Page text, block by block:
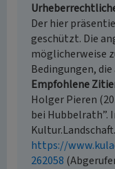
Der hier
geschützt. Die
möglicherweise
Bedingungen, die
Empfohlene
Holger Pieren
bei Hubbelrath”.
https://
262058